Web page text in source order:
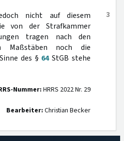
3
nicht auf diesem
von der Strafkammer
tragen nach den
Maßstäben noch die
des § 64StGB stehe
Nummer: HRRS 2022 Nr. 29
Bearbeiter: Christian Becker